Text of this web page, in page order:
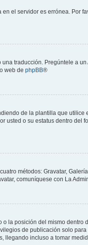
el servidor es errónea. Por
traducción. Pregúntele a
web de phpBB®
de la plantilla que
o su estatus dentro del
métodos: Gravatar,
comuníquese con La
la posición del mismo dentro
de publicación solo
llegando incluso a tomar